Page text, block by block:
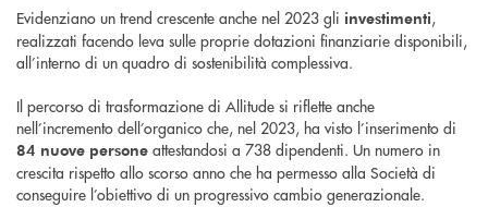
Evidenziano un trend crescente anche nel 2023 gli investimenti,
realizzati facendo leva sulle proprie dotazioni finanziarie disponibili,
all’interno di un quadro di sostenibilità complessiva.
Il percorso di trasformazione di Allitude si riflette anche
nell’incremento dell’organico che, nel 2023, ha visto l’inserimento di
84 nuove persone attestandosi a 738 dipendenti. Un numero in
crescita rispetto allo scorso anno che ha permesso alla Società di
conseguire l’obiettivo di un progressivo cambio generazionale.